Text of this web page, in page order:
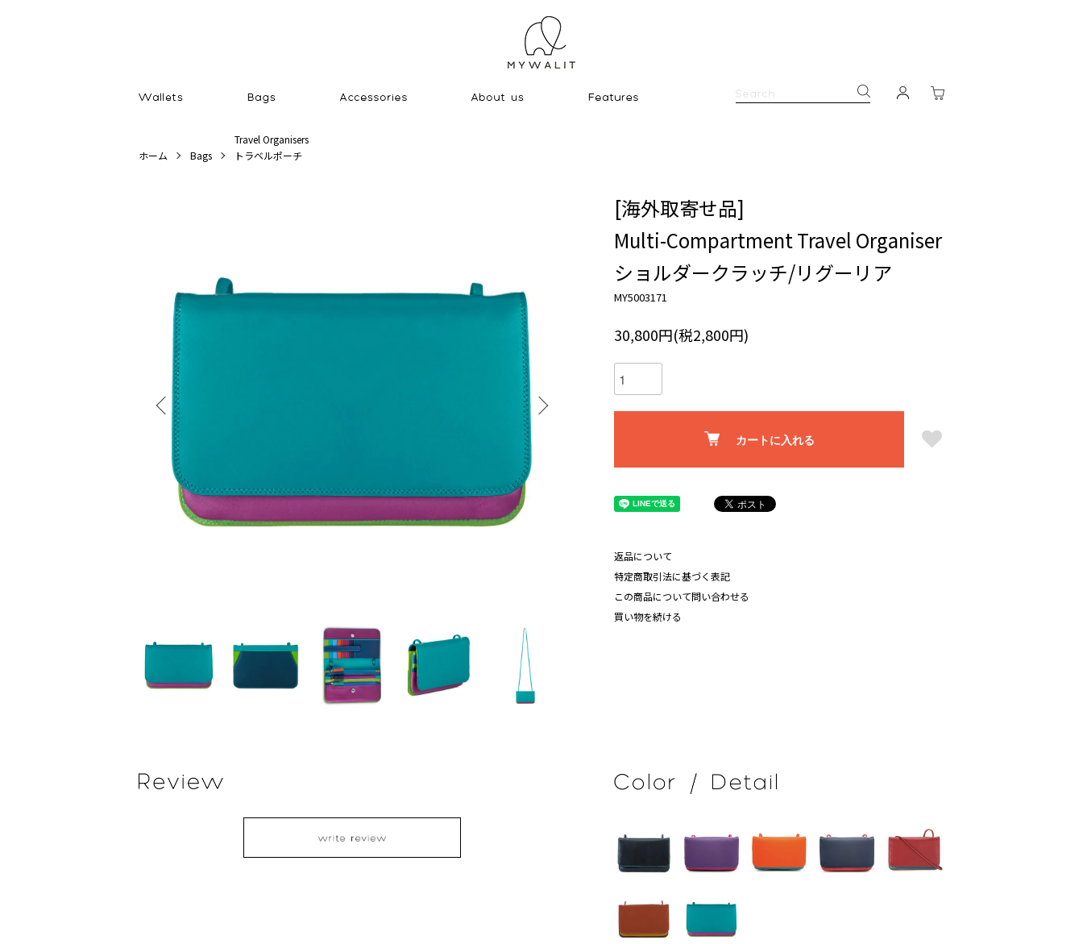
ホーム Bags
Travel Organisers
トラベルポーチ
[海外取寄せ品]
Multi-Compartment Travel Organiser
ショルダークラッチ/リグーリア
MY5003171
30,800円(税2,800円)
カートに入れる
返品について
特定商取引法に基づく表記
この商品について問い合わせる
買い物を続ける